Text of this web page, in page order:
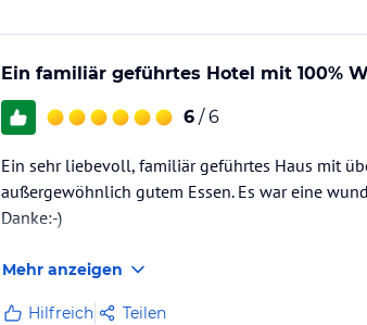
Ein familiär geführtes Hotel mit 100%
6 / 6
Ein sehr liebevoll, familiär geführtes Haus mit
außergewöhnlich gutem Essen. Es war eine
Danke:-)
Mehr anzeigen
Hilfreich Teilen